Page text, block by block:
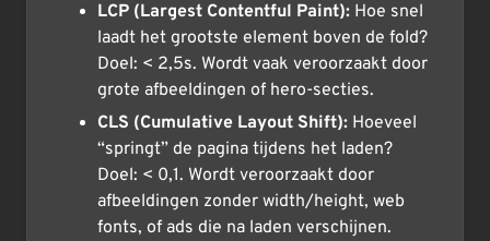
LCP (Largest Contentful Paint): Hoe snel
laadt het grootste element boven de fold?
Doel: < 2,5s. Wordt vaak veroorzaakt door
grote afbeeldingen of hero-secties.
CLS (Cumulative Layout Shift): Hoeveel
“springt” de pagina tijdens het laden?
Doel: < 0,1. Wordt veroorzaakt door
afbeeldingen zonder width/height, web
fonts, of ads die na laden verschijnen.